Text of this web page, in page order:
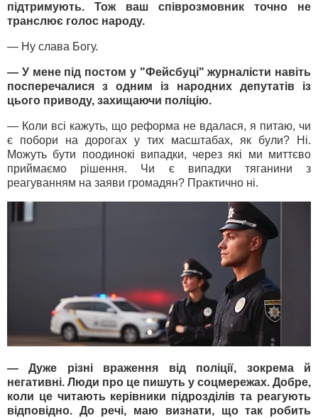
підтримують. Тож ваш співрозмовник точно не
транслює голос народу.
— Ну слава Богу.
— У мене під постом у "Фейсбуці" журналісти навіть
посперечалися з одним із народних депутатів із
цього приводу, захищаючи поліцію.
— Коли всі кажуть, що реформа не вдалася, я питаю, чи
є побори на дорогах у тих масштабах, як були? Ні.
Можуть бути поодинокі випадки, через які ми миттєво
приймаємо рішення. Чи є випадки тяганини з
реагуванням на заяви громадян? Практично ні.
— Дуже різні враження від поліції, зокрема й
негативні. Люди про це пишуть у соцмережах. Добре,
коли це читають керівники підрозділів та реагують
відповідно. До речі, маю визнати, що так робить